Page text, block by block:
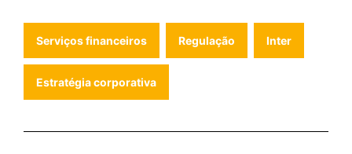
Serviços financeiros Regulação Inter
Estratégia corporativa